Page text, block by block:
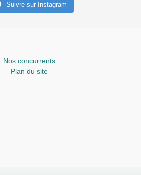
Suivre sur Instagram
Nos concurrents
Plan du site